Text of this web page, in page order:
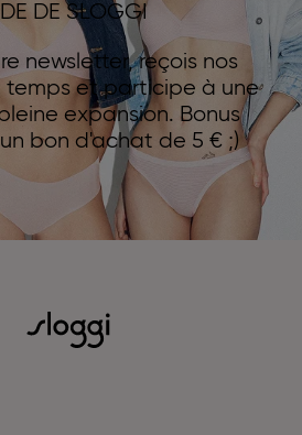
DE SLOGGI
newsletter, reçois nos
temps et participe à une
expansion. Bonus
bon d'achat de 5 € ;)